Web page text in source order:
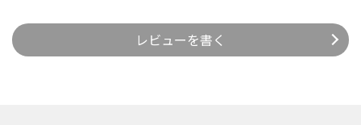
レビューを書く